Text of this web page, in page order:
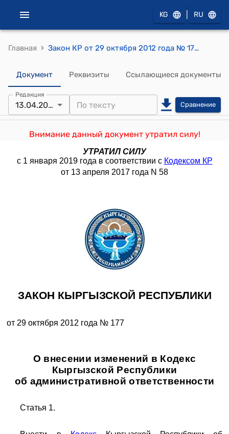
KG RU
Главная › Закон КР от 29 октября 2012 года № 177 "О внесении изменений в Кодекс Кыргызской Республики об административной ответственности"
Документ Реквизиты Ссылающиеся документы
Редакция
13.04.2017 Сравнение
Внимание данный документ утратил силу!